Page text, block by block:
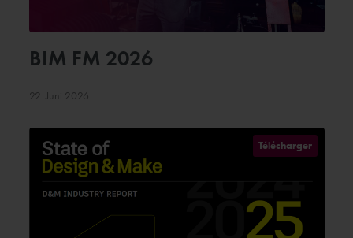
BIM FM 2026
22. Juni 2026
Télécharger